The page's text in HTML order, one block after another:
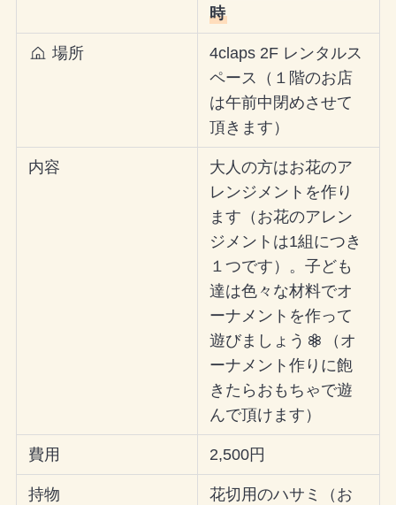
時
場所
4claps 2F レンタルス
ペース（１階のお店
は午前中閉めさせて
頂きます）
内容
大人の方はお花のア
レンジメントを作り
ます（お花のアレン
ジメントは1組につき
１つです）。子ども
達は色々な材料でオ
ーナメントを作って
遊びましょう
（オ
ーナメント作りに飽
きたらおもちゃで遊
んで頂けます）
費用 2,500円
持物
花切用のハサミ（お